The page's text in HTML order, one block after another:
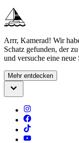
Arrr, Kamerad! Wir
Schatz gefunden, der
und versuche eine neue
Mehr entdecken